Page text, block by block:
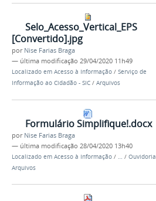
Selo_Acesso_Vertical_EPS
[Convertido].jpg
por Nise Farias Braga
— última modificação 29/04/2020 11h49
Localizado em Acesso à Informação / Serviço de
Informação ao Cidadão - SIC / Arquivos
Formulário Simplifique!.docx
por Nise Farias Braga
— última modificação 28/04/2020 13h40
Localizado em Acesso à Informação / … / Ouvidoria
Arquivos